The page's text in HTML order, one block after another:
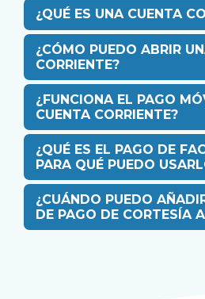
¿QUÉ ES UNA CUENTA
¿CÓMO PUEDO ABRIR
CORRIENTE?
¿FUNCIONA EL PAGO
CUENTA CORRIENTE?
¿QUÉ ES EL PAGO DE
PARA QUÉ PUEDO
¿CUÁNDO PUEDO
DE PAGO DE CORTESÍA